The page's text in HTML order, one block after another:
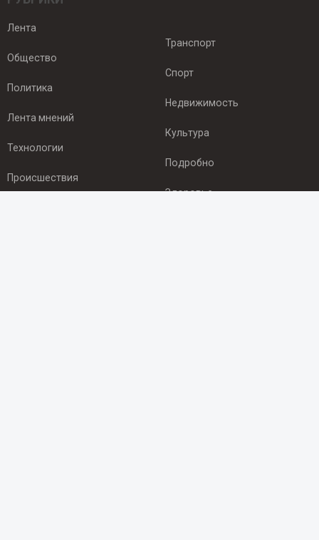
Лента
Общество
Политика
Лента мнений
Технологии
Происшествия
Транспорт
Спорт
Недвижимость
Культура
Подробно
Здоровье